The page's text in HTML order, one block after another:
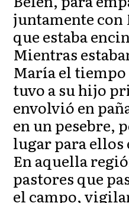
juntamente con
que estaba
Mientras
María el tiempo
tuvo a su hijo
envolvió en
en un pesebre,
lugar para ellos
En aquella
pastores que
el campo,